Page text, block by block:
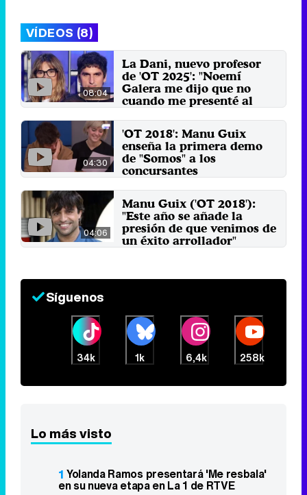
VÍDEOS (8)
08:04
La Dani, nuevo profesor
de 'OT 2025': "Noemí
Galera me dijo que no
cuando me presenté al
12 de septiembre 2025
04:30
'OT 2018': Manu Guix
enseña la primera demo
de "Somos" a los
concursantes
04:06
Manu Guix ('OT 2018'):
"Este año se añade la
presión de que venimos de
un éxito arrollador"
Síguenos
34k 1k 6,4k 258k
Lo más visto
1 Yolanda Ramos presentará 'Me resbala'
en su nueva etapa en La 1 de RTVE